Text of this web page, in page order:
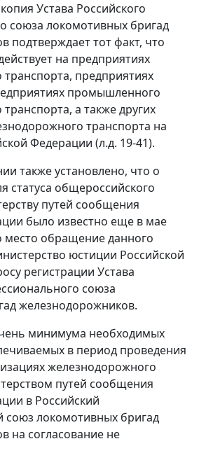
Устава Российского
союза локомотивных бригад
подтверждает тот факт, что
на предприятиях
предприятиях
промышленного
а также других
транспорта на
Федерации (л.д. 19-41).
также установлено, что о
статуса общероссийского
путей сообщения
было известно еще в мае
место обращение данного
юстиции Российской
регистрации Устава
союза
железнодорожников.
минимума необходимых
в период проведения
железнодорожного
путей сообщения
в Российский
локомотивных бригад
на согласование не